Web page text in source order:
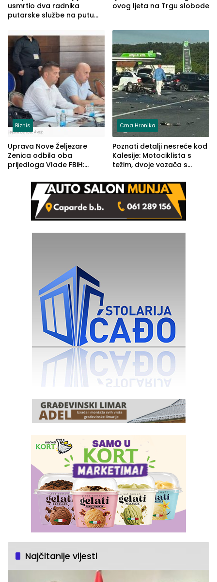
usmrtio dva radnika
putarske službe na putu
(FOTO)
ovog ljeta na Trgu slobode
Biznis
Uprava Nove Željezare
Zenica odbila oba
prijedloga Vlade FBiH:
rješenje
Crna Hronika
Poznati detalji nesreće kod
Kalesije: Motociklista s
težim, dvoje vozača s
Najčitanije vijesti